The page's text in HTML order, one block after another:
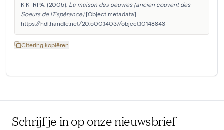
KIK-IRPA. (2005). La maison des oeuvres (ancien couvent des
Soeurs de l'Espérance) [Object metadata].
https://hdl.handle.net/20.500.14037/object.10148843
Citering kopiëren
Schrijf je in op onze nieuwsbrief